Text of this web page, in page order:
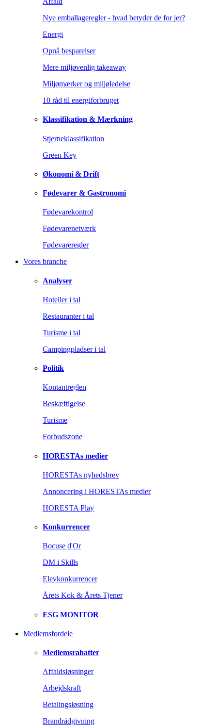
Nye emballageregler - hvad betyder de for jer?
Energi
Opnå besparelser
Mere miljøvenlig takeaway
Miljømærker og miljøledelse
10 råd til energiforbruget
Klassifikation & Mærkning
Stjerneklassifikation
Green Key
Økonomi & Drift
Fødevarer & Gastronomi
Fødevarekontrol
Fødevarenetværk
Fødevareregler
Vores branche
Analyser
Hoteller i tal
Restauranter i tal
Turisme i tal
Campingpladser i tal
Politik
Kontantreglen
Beskæftigelse
Turisme
Forbudszone
HORESTAs medier
HORESTAs nyhedsbrev
Annoncering i HORESTAs medier
HORESTA Play
Konkurrencer
Bocuse d'Or
DM i Skills
Elevkonkurrencer
Årets Kok & Årets Tjener
ESG MONITOR
Medlemsfordele
Medlemsrabatter
Affaldsløsninger
Arbejdskraft
Betalingsløsning
Brandrådgivning